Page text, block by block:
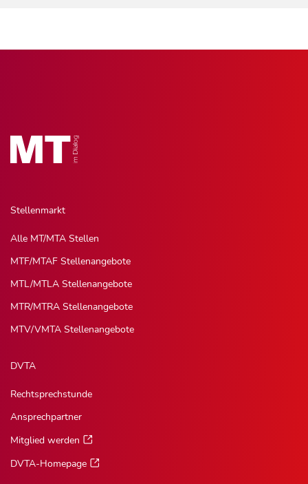
Stellenmarkt
Alle MT/MTA Stellen
MTF/MTAF Stellenangebote
MTL/MTLA Stellenangebote
MTR/MTRA Stellenangebote
MTV/VMTA Stellenangebote
DVTA
Rechtsprechstunde
Ansprechpartner
Mitglied werden
DVTA-Homepage